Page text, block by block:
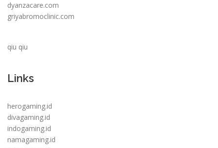
dyanzacare.com
griyabromoclinic.com
qiu qiu
Links
herogaming.id
divagaming.id
indogaming.id
namagaming.id